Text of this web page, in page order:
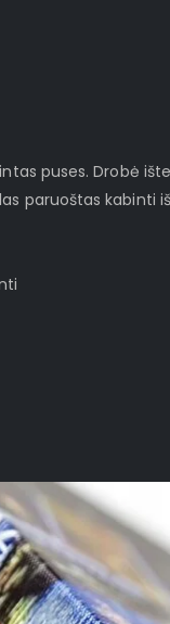
puses. Drobė
paruoštas kabinti